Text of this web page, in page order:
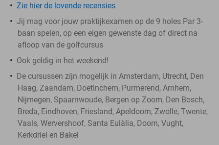
Zie hier de lovende recensies
Jij mag voor jouw praktijkexamen op de 9 holes Par 3-
baan spelen, op een eigen gewenste dag of direct na
afloop van de golfcursus
Ook geldig in het weekend!
De cursussen zijn mogelijk in Amsterdam, Utrecht, Den
Haag, Zaandam, Doetinchem, Purmerend, Arnhem,
Nijmegen, Spaarnwoude, Bergen op Zoom, Den Bosch,
Breda, Eindhoven, Friesland, Apeldoorn, Zwolle, Twente,
Vaals, Wervershoof, Santa Eulàlia​, Doorn, Vught,
Kerkdriel en Bakel